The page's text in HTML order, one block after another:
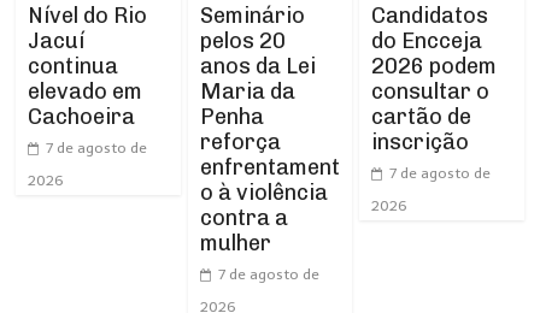
Nível do Rio
Jacuí
continua
elevado em
Cachoeira
7 de agosto de
2026
Seminário
pelos 20
anos da Lei
Maria da
Penha
reforça
enfrentament
o à violência
contra a
mulher
7 de agosto de
2026
Candidatos
do Encceja
2026 podem
consultar o
cartão de
inscrição
7 de agosto de
2026